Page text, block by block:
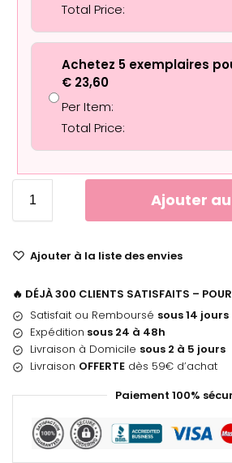
Total Price:
Achetez 5 exemplaires
€ 23,60
Per Item:
Total Price:
Ajouter
Ajouter à la liste des envies
🔥 DÉJÀ 300 CLIENTS SATISFAITS –
Satisfait ou Remboursé sous 14 jours
Expédition sous 24 à 48h
Livraison à Domicile sous 2 à 5 jours
Livraison OFFERTE dès 59€ d’achat
Paiement 100%